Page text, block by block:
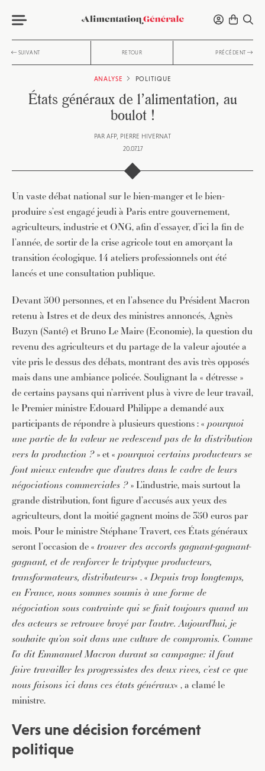
SUIVANT RETOUR PRÉCÉDENT
ANALYSE POLITIQUE
États généraux de l’alimentation, au
boulot !
PAR AFP PIERRE HIVERNAT
20.07.17
Un vaste débat national sur le bien-manger et le bien-
produire s’est engagé jeudi à Paris entre gouvernement,
agriculteurs, industrie et ONG, afin d’essayer, d’ici la fin de
l’année, de sortir de la crise agricole tout en amorçant la
transition écologique. 14 ateliers professionnels ont été
lancés et une consultation publique.
Devant 500 personnes, et en l’absence du Président Macron
retenu à Istres et de deux des ministres annoncés, Agnès
Buzyn (Santé) et Bruno Le Maire (Economie), la question du
revenu des agriculteurs et du partage de la valeur ajoutée a
vite pris le dessus des débats, montrant des avis très opposés
mais dans une ambiance policée. Soulignant la « détresse »
de certains paysans qui n’arrivent plus à vivre de leur travail,
le Premier ministre Edouard Philippe a demandé aux
participants de répondre à plusieurs questions : « pourquoi
une partie de la valeur ne redescend pas de la distribution
vers la production ?» et « pourquoi certains producteurs se
font mieux entendre que d’autres dans le cadre de leurs
négociations commerciales ?» L’industrie, mais surtout la
grande distribution, font figure d’accusés aux yeux des
agriculteurs, dont la moitié gagnent moins de 350 euros par
mois. Pour le ministre Stéphane Travert, ces États généraux
seront l’occasion de « trouver des accords gagnant-gagnant-
gagnant, et de renforcer le triptyque producteurs,
transformateurs, distributeurs« . «Depuis trop longtemps,
en France, nous sommes soumis à une forme de
négociation sous contrainte qui se finit toujours quand un
des acteurs se retrouve broyé par l’autre. Aujourd’hui, je
souhaite qu’on soit dans une culture de compromis. Comme
l’a dit Emmanuel Macron durant sa campagne: il faut
faire travailler les progressistes des deux rives, c’est ce que
nous faisons ici dans ces états généraux« , a clamé le
ministre.
Vers une décision forcément
politique